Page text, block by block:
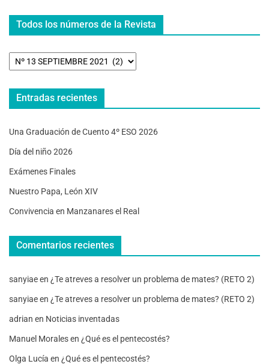
Todos los números de la Revista
Entradas recientes
Una Graduación de Cuento 4º ESO 2026
Día del niño 2026
Exámenes Finales
Nuestro Papa, León XIV
Convivencia en Manzanares el Real
Comentarios recientes
sanyiaeen ¿Te atreves a resolver un problema de mates? (RETO 2)
sanyiaeen ¿Te atreves a resolver un problema de mates? (RETO 2)
adrian en Noticias inventadas
Manuel Moralesen ¿Qué es el pentecostés?
Olga Lucía en ¿Qué es el pentecostés?